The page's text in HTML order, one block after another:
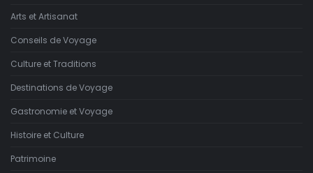
Arts et Artisanat
Conseils de Voyage
Culture et Traditions
Destinations de Voyage
Gastronomie et Voyage
Histoire et Culture
Patrimoine